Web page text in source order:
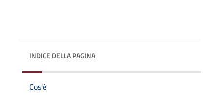
INDICE DELLA PAGINA
Cos'è